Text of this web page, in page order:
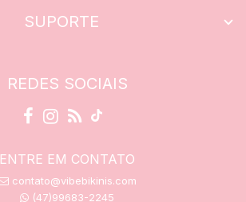
SUPORTE
REDES SOCIAIS
ENTRE EM CONTATO
contato@vibebikinis.com
(47)99683-2245